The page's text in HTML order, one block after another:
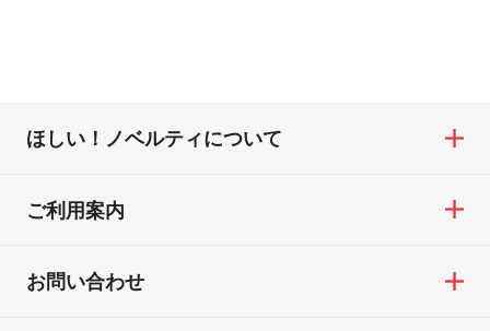
ほしい！ノベルティについて
ご利用案内
お問い合わせ